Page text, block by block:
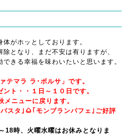
がホッとしております。
となり、まだ不安は有りますが、
きる幸福を味わいたいと思います。
テマラ ラ･ボルサ」です。
ト・・１日～１０日です。
ニューに戻ります。
スタ｣🌰｢モンブランパフェ｣ご好評
時、火曜水曜はお休みとなりま